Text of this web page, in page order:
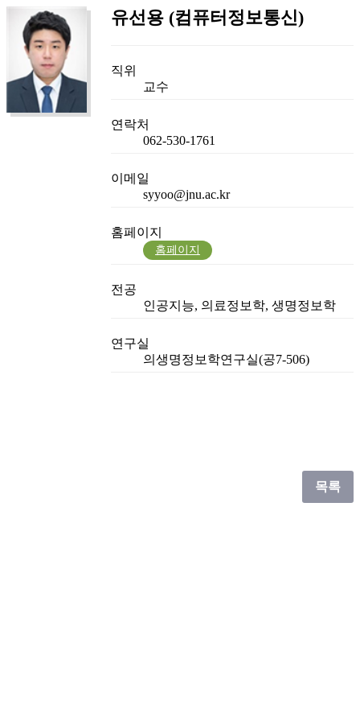
유선용 (컴퓨터정보통신)
직위
교수
연락처
062-530-1761
이메일
syyoo@jnu.ac.kr
홈페이지
홈페이지
전공
인공지능, 의료정보학, 생명정보학
연구실
의생명정보학연구실(공7-506)